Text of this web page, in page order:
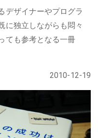
デザイナーやプログラ
に独立しながらも悶々
ても参考となる一冊
2010-12-19